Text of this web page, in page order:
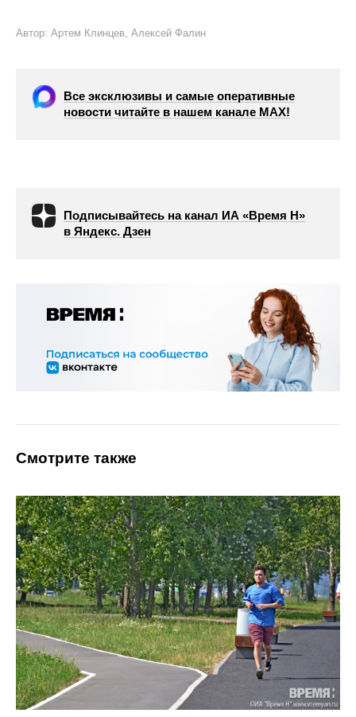
Автор: Артем Клинцев, Алексей Фалин
Все эксклюзивы и самые оперативные
новости читайте в нашем канале МАХ!
Подписывайтесь на канал ИА «Время Н»
в Яндекс. Дзен
Смотрите также